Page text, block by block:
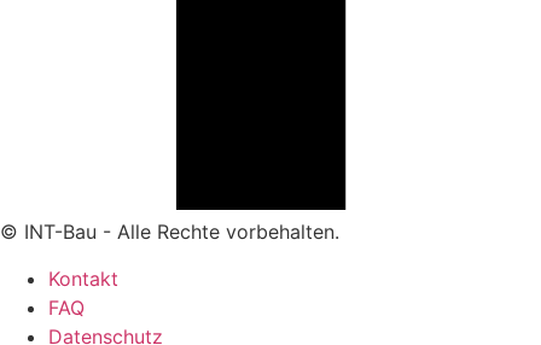
© INT-Bau - Alle Rechte vorbehalten.
Kontakt
FAQ
Datenschutz